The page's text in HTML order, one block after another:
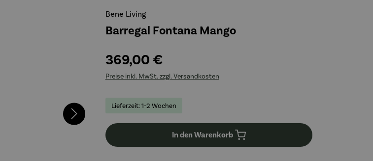
Bene Living
Barregal Fontana Mango
369,00 €
Preise inkl. MwSt. zzgl. Versandkosten
Lieferzeit: 1-2 Wochen
In den Warenkorb